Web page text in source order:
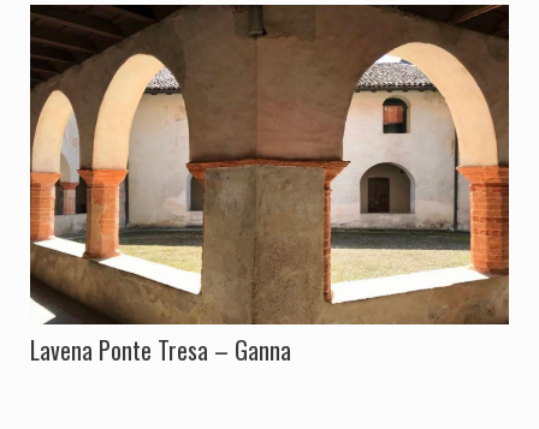
Lavena Ponte Tresa – Ganna